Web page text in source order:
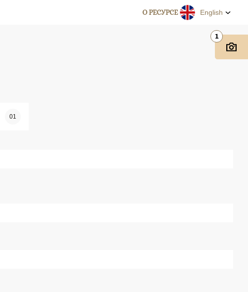
О РЕСУРСЕ English
01
1